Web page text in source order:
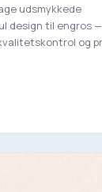
udsmykkede
design til engros
og